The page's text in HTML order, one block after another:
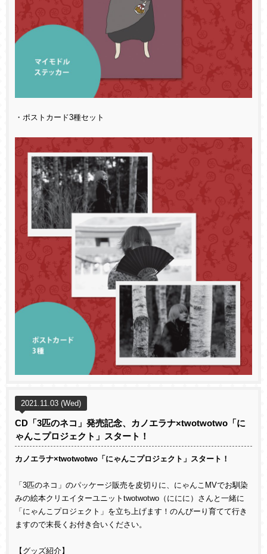
・ポストカード3種セット
2021.11.03 (Wed)
CD「3匹のネコ」発売記念、カノエラナ×twotwotwo「に
ゃんこプロジェクト」スタート！
カノエラナ×twotwotwo「にゃんこプロジェクト」スタート！
「3匹のネコ」のパッケージ販売を皮切りに、にゃんこMVでお馴染
みの絵本クリエイターユニットtwotwotwo（ににに）さんと一緒に
「にゃんこプロジェクト」を立ち上げます！のんびーり育てて行き
ますので末長くお付き合いください。
【グッズ紹介】